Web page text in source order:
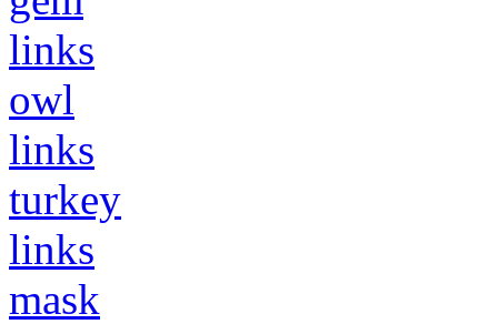
links
owl
links
turkey
links
mask